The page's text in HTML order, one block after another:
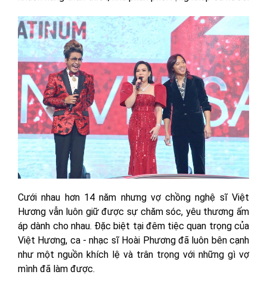
Cưới nhau hơn 14 năm nhưng vợ chồng nghệ sĩ Việt
Hương vẫn luôn giữ được sự chăm sóc, yêu thương ấm
áp dành cho nhau. Đặc biệt tại đêm tiệc quan trọng của
Việt Hương, ca - nhạc sĩ Hoài Phương đã luôn bên cạnh
như một nguồn khích lệ và trân trọng với những gì vợ
mình đã làm được.